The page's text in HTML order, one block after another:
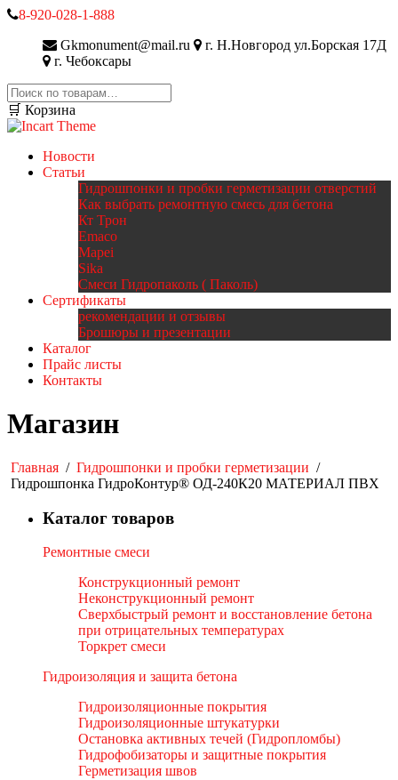
8-920-028-1-888
Gkmonument@mail.ru
г. Н.Новгород ул.Борская 17Д
г. Чебоксары
Искать:
🛒 Корзина
Новости
Статьи
Гидрошпонки и пробки герметизации отверстий
Как выбрать ремонтную смесь для бетона
Кт Трон
Emaco
Mapei
Sika
Смеси Гидропаколь ( Паколь)
Сертификаты
рекомендации и отзывы
Брошюры и презентации
Каталог
Прайс листы
Контакты
Магазин
Главная / Гидрошпонки и пробки герметизации /
Гидрошпонка ГидроКонтур® ОД-240К20 МАТЕРИАЛ ПВХ
Каталог товаров
Ремонтные смеси
Конструкционный ремонт
Неконструкционный ремонт
Сверхбыстрый ремонт и восстановление бетона
при отрицательных температурах
Торкрет смеси
Гидроизоляция и защита бетона
Гидроизоляционные покрытия
Гидроизоляционные штукатурки
Остановка активных течей (Гидропломбы)
Гидрофобизаторы и защитные покрытия
Герметизация швов